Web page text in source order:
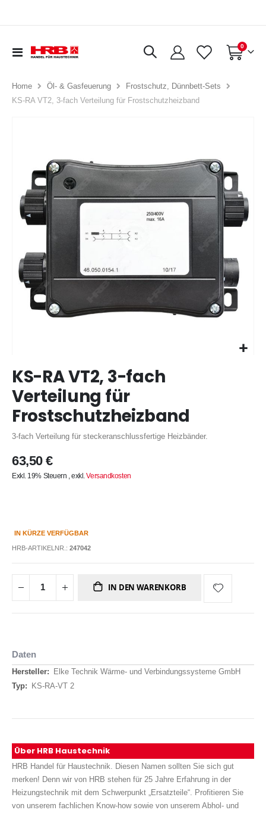
Navigation
Warenkorb
0Artikel
Home Öl- & Gasfeuerung
Frostschutz, Dünnbett-Sets
KS-RA VT2, 3-fach Verteilung für Frostschutzheizband
Bildergalerie
springen
Anfang
Bildergalerie
springen
KS-RA VT2, 3-fach
Verteilung für
Frostschutzheizband
3-fach Verteilung für steckeranschlussfertige Heizbänder.
63,50 €
Exkl. 19% Steuern ,exkl.Versandkosten
IN KÜRZE VERFÜGBAR
HRB-ARTIKELNR.: 247042
IN DEN WARENKORB
Daten
Daten
Elke Technik Wärme- und Verbindungssysteme GmbH
KS-RA-VT 2
Über HRB Haustechnik
HRB Handel für Haustechnik. Diesen Namen sollten Sie sich gut
merken! Denn wir von HRB stehen für 25 Jahre Erfahrung in der
Heizungstechnik mit dem Schwerpunkt „Ersatzteile“. Profitieren Sie
von unserem fachlichen Know-how sowie von unserem Abhol- und